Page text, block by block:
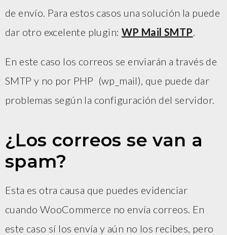
de envío. Para estos casos una solución la puede
dar otro excelente plugin: WP Mail SMTP.
En este caso los correos se enviarán a través de
SMTP y no por PHP (wp_mail), que puede dar
problemas según la configuración del servidor.
¿Los correos se van a
spam?
Esta es otra causa que puedes evidenciar
cuando WooCommerce no envía correos. En
este caso sí los envía y aún no los recibes, pero